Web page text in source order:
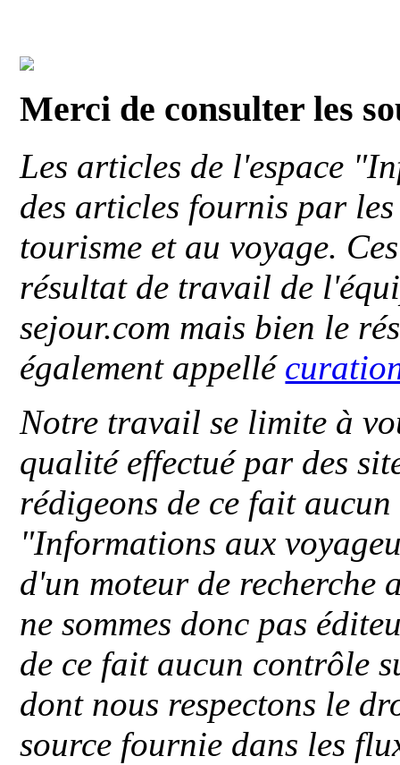
Merci de consulter les
Les articles de l'espace
des articles fournis par
tourisme et au voyage.
résultat de travail de
sejour.com mais bien le
également appellé
Notre travail se limite à
qualité effectué par des
rédigeons de ce fait
"Informations aux
d'un moteur de recherche
ne sommes donc pas
de ce fait aucun contrôle
dont nous respectons le
source fournie dans les